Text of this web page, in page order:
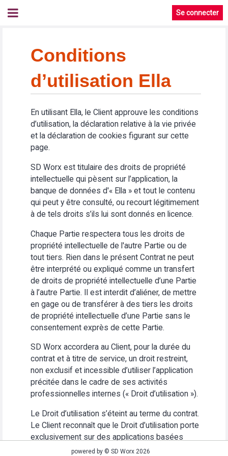
Se connecter
Conditions
d’utilisation Ella
En utilisant Ella, le Client approuve les conditions
d’utilisation, la déclaration relative à la vie privée
et la déclaration de cookies figurant sur cette
page.
SD Worx est titulaire des droits de propriété
intellectuelle qui pèsent sur l’application, la
banque de données d'« Ella » et tout le contenu
qui peut y être consulté, ou recourt légitimement
à de tels droits s’ils lui sont donnés en licence.
Chaque Partie respectera tous les droits de
propriété intellectuelle de l'autre Partie ou de
tout tiers. Rien dans le présent Contrat ne peut
être interprété ou expliqué comme un transfert
de droits de propriété intellectuelle d’une Partie
à l’autre Partie. Il est interdit d’aliéner, de mettre
en gage ou de transférer à des tiers les droits
de propriété intellectuelle d’une Partie sans le
consentement exprès de cette Partie.
SD Worx accordera au Client, pour la durée du
contrat et à titre de service, un droit restreint,
non exclusif et incessible d’utiliser l’application
précitée dans le cadre de ses activités
professionnelles internes (« Droit d’utilisation »).
Le Droit d’utilisation s’éteint au terme du contrat.
Le Client reconnaît que le Droit d’utilisation porte
exclusivement sur des applications basées
Web. Le Client s’abstiendra (i) d’utiliser
powered by © SD Worx 2026